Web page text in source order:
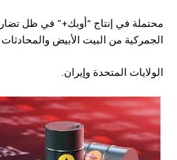
محتملة في إنتاج “أوبك+” في ظل
الجمركية من البيت الأبيض والمحادثات
.الولايات المتحدة وإيران